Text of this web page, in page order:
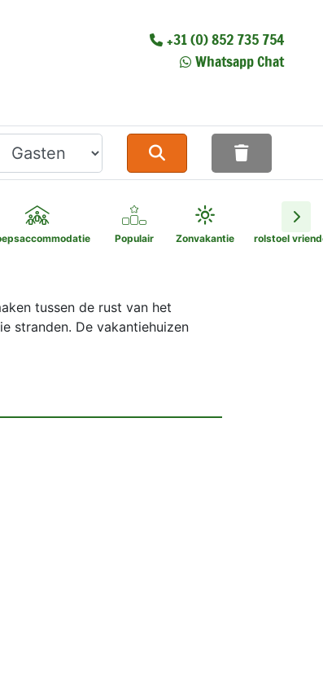
+31 (0) 852 735 754
Whatsapp Chat
Populair Zonvakantie rolstoel
tussen de rust van het
stranden. De vakantiehuizen